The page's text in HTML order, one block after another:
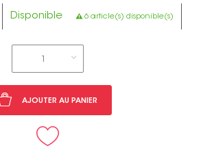
Disponible 6 article(s) disponible(s)
AJOUTER AU PANIER